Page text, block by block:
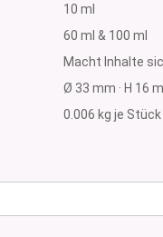
10 ml
60 ml & 100 ml
Macht Inhalte
Ø 33 mm · H 16
0.006 kg je Stück